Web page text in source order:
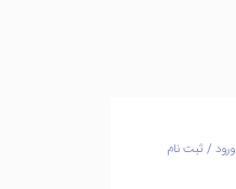
ورود / ثبت نام